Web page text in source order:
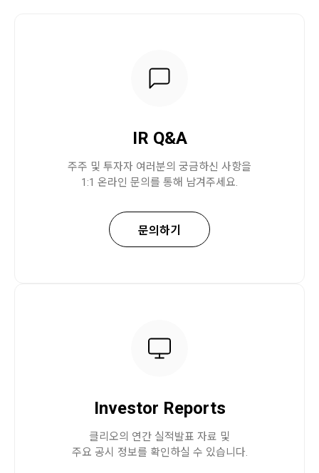
IR Q&A
주주 및 투자자 여러분의 궁금하신 사항을
1:1 온라인 문의를 통해 남겨주세요.
문의하기
Investor Reports
클리오의 연간 실적발표 자료 및
주요 공시 정보를 확인하실 수 있습니다.